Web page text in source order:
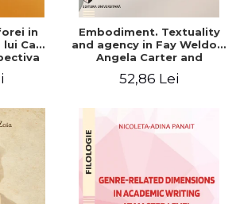
in
Camil
Embodiment. Textuality
and agency in Fay Weldon,
Angela Carter and
fiction
52,86 Lei